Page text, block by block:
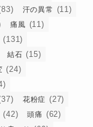
汗の異常 (11)
痛風 (11)
(131)
結石 (15)
(24)
花粉症 (27)
(42) 頭痛 (62)